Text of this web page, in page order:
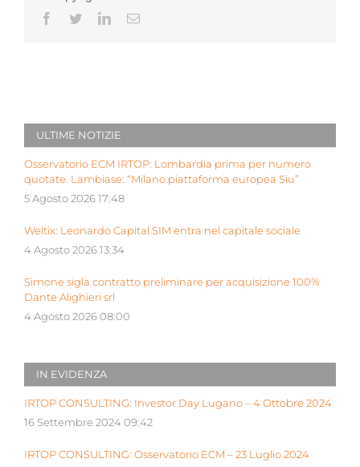
Facebook
TwitterLinkedInEmail
ULTIME NOTIZIE
Osservatorio ECM IRTOP: Lombardia prima per numero
quotate. Lambiase: “Milano piattaforma europea Siu”
5 Agosto 2026 17:48
Weltix: Leonardo Capital SIM entra nel capitale sociale
4 Agosto 2026 13:34
Simone sigla contratto preliminare per acquisizione 100%
Dante Alighieri srl
4 Agosto 2026 08:00
IN EVIDENZA
IRTOP CONSULTING: Investor Day Lugano – 4 Ottobre 2024
16 Settembre 2024 09:42
IRTOP CONSULTING: Osservatorio ECM – 23 Luglio 2024